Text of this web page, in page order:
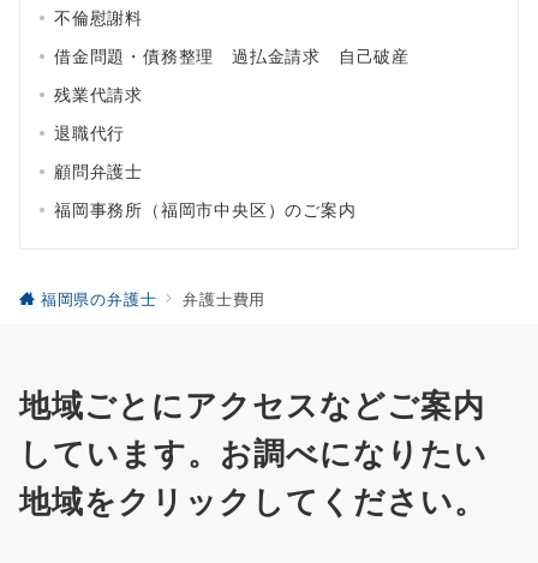
不倫慰謝料
借金問題・債務整理 過払金請求 自己破産
残業代請求
退職代行
顧問弁護士
福岡事務所（福岡市中央区）のご案内
福岡県の弁護士 弁護士費用
地域ごとにアクセスなどご案内
しています。お調べになりたい
地域をクリックしてください。